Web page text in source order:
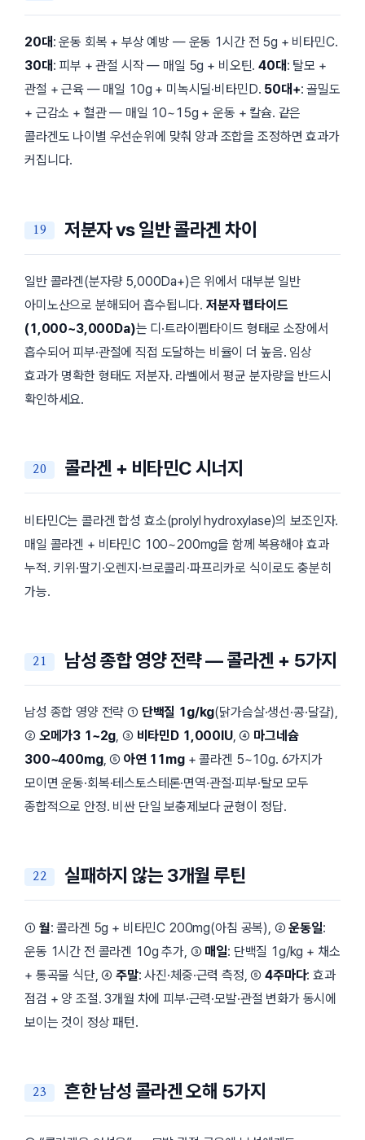
20대 : 운동 회복 + 부상 예방 — 운동 1시간 전 5g + 비타민C.
30대 : 피부 + 관절 시작 — 매일 5g + 비오틴.40대 : 탈모 +
관절 + 근육 — 매일 10g + 미녹시딜·비타민D. 50대+: 골밀도
+ 근감소 + 혈관 — 매일 10~15g + 운동 + 칼슘. 같은
콜라겐도 나이별 우선순위에 맞춰 양과 조합을 조정하면 효과가
커집니다.
저분자 vs 일반 콜라겐 차이
일반 콜라겐(분자량 5,000Da+)은 위에서 대부분 일반
아미노산으로 분해되어 흡수됩니다. 저분자 펩타이드
(1,000~3,000Da)는 디·트라이펩타이드 형태로 소장에서
흡수되어 피부·관절에 직접 도달하는 비율이 더 높음. 임상
효과가 명확한 형태도 저분자. 라벨에서 평균 분자량을 반드시
확인하세요.
콜라겐 + 비타민C 시너지
비타민C는 콜라겐 합성 효소(prolyl hydroxylase)의 보조인자.
매일 콜라겐 + 비타민C 100~200mg을 함께 복용해야 효과
누적. 키위·딸기·오렌지·브로콜리·파프리카로 식이로도 충분히
가능.
남성 종합 영양 전략 — 콜라겐 + 5가지
남성 종합 영양 전략 ① 단백질 1g/kg(닭가슴살·생선·콩·달걀),
② 오메가3 1~2g, ③ 비타민D 1,000IU, ④ 마그네슘
300~400mg, ⑤ 아연 11mg+ 콜라겐 5~10g. 6가지가
모이면 운동·회복·테스토스테론·면역·관절·피부·탈모 모두
종합적으로 안정. 비싼 단일 보충제보다 균형이 정답.
실패하지 않는 3개월 루틴
① 월: 콜라겐 5g + 비타민C 200mg(아침 공복), ②운동일:
운동 1시간 전 콜라겐 10g 추가, ③ 매일: 단백질 1g/kg + 채소
+ 통곡물 식단, ④주말: 사진·체중·근력 측정, ⑤4주마다: 효과
점검 + 양 조절. 3개월 차에 피부·근력·모발·관절 변화가 동시에
보이는 것이 정상 패턴.
흔한 남성 콜라겐 오해 5가지